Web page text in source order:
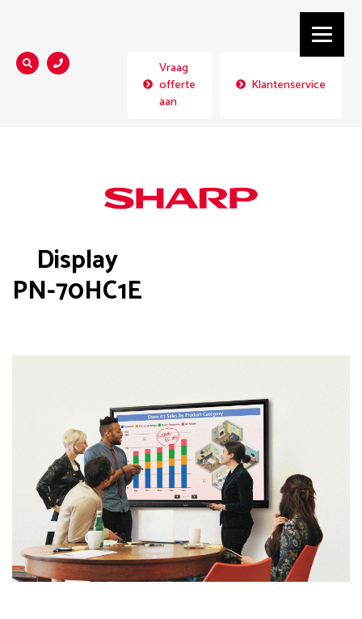
Zoeken...
Vraag
offerte
aan
Klantenservice
Display
PN-70HC1E